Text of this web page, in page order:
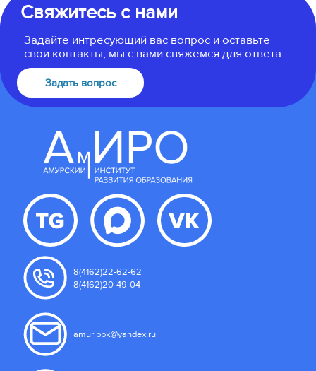
Свяжитесь с нами
Задайте интресующий вас вопрос и оставьте
свои контакты, мы с вами свяжемся для ответа
Задать вопрос
8(4162)22-62-62
8(4162)20-49-04
amurippk@yandex.ru